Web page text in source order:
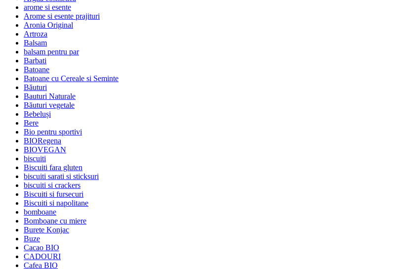
arome si esente
Arome si esente prajituri
Aronia Original
Artroza
Balsam
balsam pentru par
Barbati
Batoane
Batoane cu Cereale si Seminte
Băuturi
Bauturi Naturale
Băuturi vegetale
Bebeluși
Bere
Bio pentru sportivi
BIORegena
BIOVEGAN
biscuiti
Biscuiti fara gluten
biscuiti sarati si sticksuri
biscuiti si crackers
Biscuiti si fursecuri
Biscuiti si napolitane
bomboane
Bomboane cu miere
Burete Konjac
Buze
Cacao BIO
CADOURI
Cafea BIO